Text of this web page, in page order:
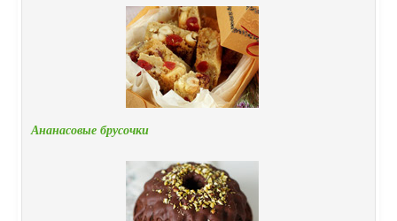
Ананасовые брусочки